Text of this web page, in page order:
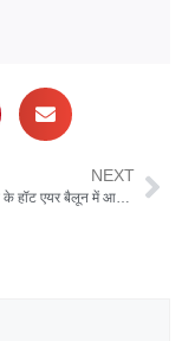
NEXT
CM मोहन यादव के हॉट एयर बैलून में आग? मंदसौर प्रशासन ने सच्चाई से उठाया पर्दा